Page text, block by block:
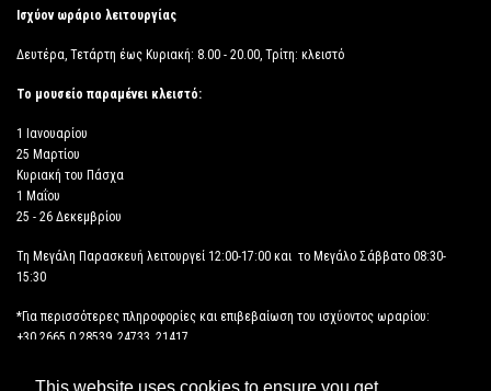
Ισχύον ωράριο λειτουργίας
Δευτέρα, Τετάρτη έως Κυριακή: 8.00 - 20.00, Τρίτη: κλειστό
Το μουσείο παραμένει κλειστό:
1 Ιανουαρίου
25 Μαρτίου
Κυριακή του Πάσχα
1 Μαΐου
25 - 26 Δεκεμβρίου
Τη Μεγάλη Παρασκευή λειτουργεί 12:00-17:00 και το Μεγάλο Σάββατο 08:30-
15:30
*Για περισσότερες πληροφορίες και επιβεβαίωση του ισχύοντος ωραρίου:
+30 2665 0 28539, 24733, 21417